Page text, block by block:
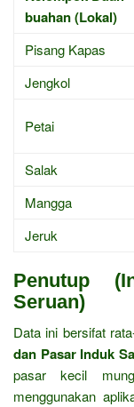
buahan (Lokal)
Pisang Kapas
Jengkol
Petai
Salak
Mangga
Jeruk
Penutup
Seruan)
Data ini bersifat
dan Pasar Induk
pasar kecil
menggunakan